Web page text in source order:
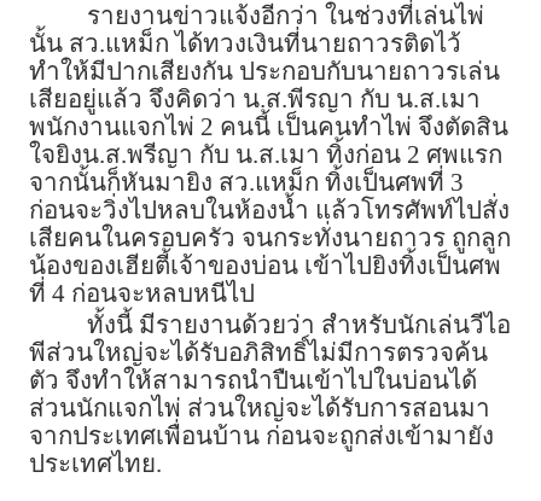
รายงานข่าวแจ้งอีกว่า ในช่วงที่เล่นไพ่
นั้น สว.แหม็ก ได้ทวงเงินที่นายถาวรติดไว้
ทำให้มีปากเสียงกัน ประกอบกับนายถาวรเล่น
เสียอยู่แล้ว จึงคิดว่า น.ส.พีรญา กับ น.ส.เมา
พนักงานแจกไพ่ 2 คนนี้ เป็นคนทำไพ่ จึงตัดสิน
ใจยิงน.ส.พรีญา กับ น.ส.เมา ทิ้งก่อน 2 ศพแรก
จากนั้นก็หันมายิง สว.แหม็ก ทิ้งเป็นศพที่ 3
ก่อนจะวิ่งไปหลบในห้องน้ำ แล้วโทรศัพท์ไปสั่ง
เสียคนในครอบครัว จนกระทั่งนายถาวร ถูกลูก
น้องของเฮียตี้เจ้าของบ่อน เข้าไปยิงทิ้งเป็นศพ
ที่ 4 ก่อนจะหลบหนีไป
ทั้งนี้ มีรายงานด้วยว่า สำหรับนักเล่นวีไอ
พีส่วนใหญ่จะได้รับอภิสิทธิ์ไม่มีการตรวจค้น
ตัว จึงทำให้สามารถนำปืนเข้าไปในบ่อนได้
ส่วนนักแจกไพ่ ส่วนใหญ่จะได้รับการสอนมา
จากประเทศเพื่อนบ้าน ก่อนจะถูกส่งเข้ามายัง
ประเทศไทย.